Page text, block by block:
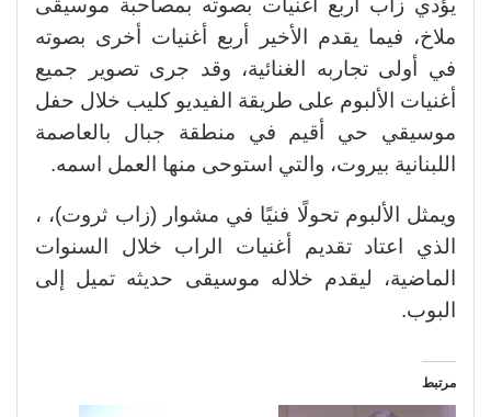
يؤدي زاب أربع أغنيات بصوته بمصاحبة موسيقى
ملاخ، فيما يقدم الأخير أربع أغنيات أخرى بصوته
في أولى تجاربه الغنائية، وقد جرى تصوير جميع
أغنيات الألبوم على طريقة الفيديو كليب خلال حفل
موسيقي حي أقيم في منطقة جبال بالعاصمة
اللبنانية بيروت، والتي استوحى منها العمل اسمه.
ويمثل الألبوم تحولًا فنيًا في مشوار (زاب ثروت)، ،
الذي اعتاد تقديم أغنيات الراب خلال السنوات
الماضية، ليقدم خلاله موسيقى حديثه تميل إلى
البوب.
مرتبط